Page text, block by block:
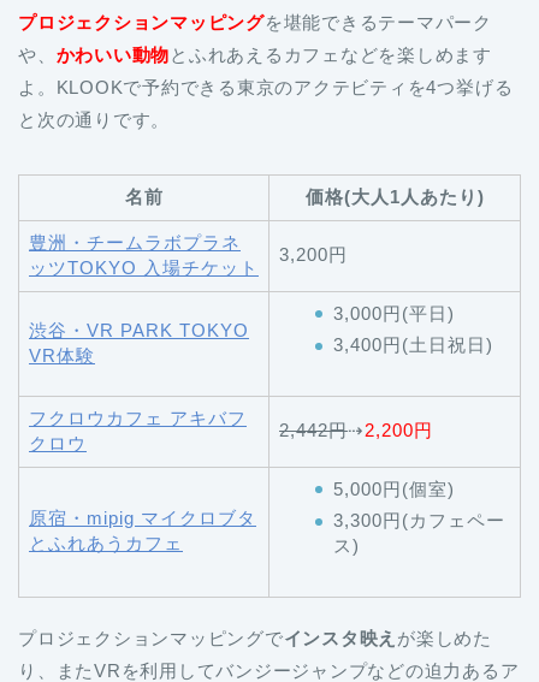
プロジェクションマッピングを堪能できるテーマパーク
や、 かわいい動物とふれあえるカフェなどを楽しめます
よ。KLOOKで予約できる東京のアクテビティを4つ挙げる
と次の通りです。
名前 価格(大人1人あたり)
豊洲・チームラボプラネ
ッツTOKYO 入場チケット
3,200円
渋谷・VR PARK TOKYO
VR体験
3,000円(平日)
3,400円(土日祝日)
フクロウカフェ アキバフ
クロウ
2,442円⇢2,200円
原宿・mipig マイクロブタ
とふれあうカフェ
5,000円(個室)
3,300円(カフェペー
ス)
プロジェクションマッピングでインスタ映え が楽しめた
り、またVRを利用してバンジージャンプなどの迫力あるア